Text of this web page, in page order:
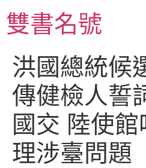
至
主雙書名號
洪國總統候
傳健檢人誓
國交 陸使
理涉臺問題